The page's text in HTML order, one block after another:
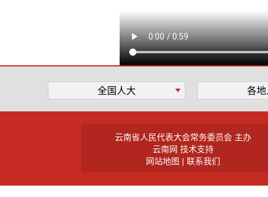
全国人大 各
云南省人民代表大会常务委员会 主办
云南网 技术支持
网站地图 | 联系我们